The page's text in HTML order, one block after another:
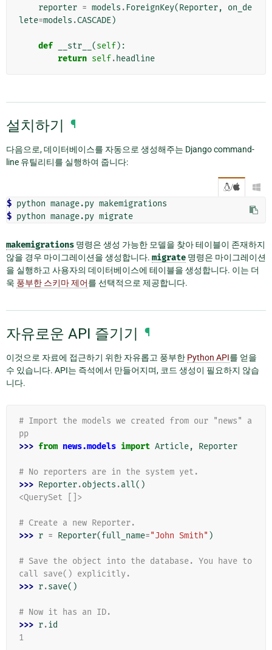
reporter = models . ForeignKey(Reporter,
on_de
lete=models .CASCADE)
def __str__ (self):
return self. headline
설치하기 ¶
다음으로, 데이터베이스를 자동으로 생성해주는 Django command-
line 유틸리티를 실행하여 줍니다:
/ 
$ python manage.py
$ python manage.py
makemigrations 명령은 생성 가능한 모델을 찾아 테이블이 존재하지
않을 경우 마이그레이션을 생성합니다. migrate 명령은 마이그레이션
을 실행하고 사용자의 데이터베이스에 테이블을 생성합니다. 이는 더
욱 풍부한 스키마 제어를 선택적으로 제공합니다.
자유로운 API 즐기기 ¶
이것으로 자료에 접근하기 위한 자유롭고 풍부한 Python API를 얻을
수 있습니다. API는 즉석에서 만들어지며, 코드 생성이 필요하지 않습
니다.
# Import the models we created from our "news" a
pp
>>> from news.models import Article, Reporter
# No reporters are in the system yet.
>>> Reporter.objects .all()
<QuerySet []>
# Create a new Reporter.
>>> r = Reporter(full_name="John Smith" )
# Save the object into the database. You have to
call save() explicitly.
>>> r.save()
# Now it has an ID.
>>> r.id
1